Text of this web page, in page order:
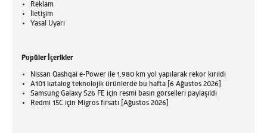
Reklam
İletişim
Yasal Uyarı
Popüler İçerikler
Nissan Qashqai e-Power ile 1.980 km yol yapılarak rekor kırıldı
A101 katalog teknolojik ürünlerde bu hafta [6 Ağustos 2026]
Samsung Galaxy S26 FE için resmi basın görselleri paylaşıldı
Redmi 15C için Migros fırsatı [Ağustos 2026]